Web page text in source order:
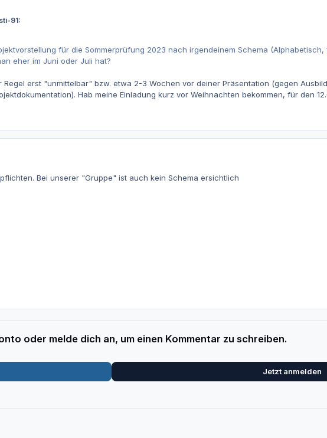
91:
für die Sommerprüfung 2023 nach irgendeinem Schema
eher im Juni oder Juli hat?
Regel erst "unmittelbar" bzw. etwa 2-3 Wochen vor deiner Präsentation (gegen
Hab meine Einladung kurz vor Weihnachten bekommen, für den
Bei unserer "Gruppe" ist auch kein Schema ersichtlich
oder melde dich an, um einen Kommentar zu schreiben.
Jetzt anmelden